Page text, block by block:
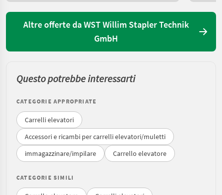
Altre offerte da WST Willim Stapler Technik
GmbH
Questo potrebbe interessarti
CATEGORIE APPROPRIATE
Carrelli elevatori
Accessori e ricambi per carrelli elevatori/muletti
immagazzinare/impilare
Carrello elevatore
CATEGORIE SIMILI